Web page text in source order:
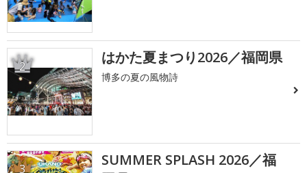
2 はかた夏まつり2026／福岡県
博多の夏の風物詩
3
SUMMER SPLASH 2026／福